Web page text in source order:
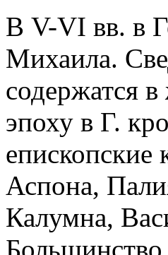
В V-VI вв. в
Михаила.
содержатся
эпоху в Г.
Аспона,
Калумна,